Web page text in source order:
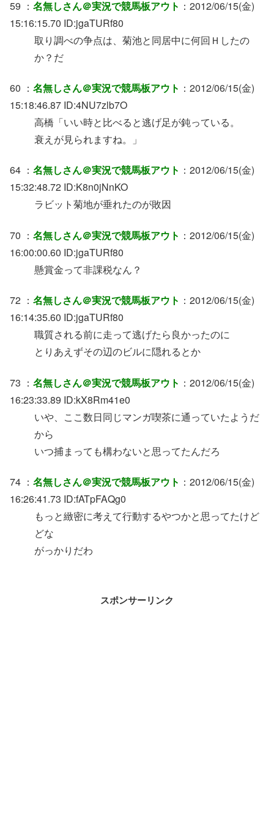
59 ： 名無しさん＠実況で競馬板アウト ：2012/06/15(金)
15:16:15.70 ID:jgaTURf80
取り調べの争点は、菊池と同居中に何回Ｈしたの
か？だ
60 ： 名無しさん＠実況で競馬板アウト ：2012/06/15(金)
15:18:46.87 ID:4NU7zlb7O
高橋「いい時と比べると逃げ足が鈍っている。
衰えが見られますね。」
64 ： 名無しさん＠実況で競馬板アウト ：2012/06/15(金)
15:32:48.72 ID:K8n0jNnKO
ラビット菊地が垂れたのが敗因
70 ： 名無しさん＠実況で競馬板アウト ：2012/06/15(金)
16:00:00.60 ID:jgaTURf80
懸賞金って非課税なん？
72 ： 名無しさん＠実況で競馬板アウト ：2012/06/15(金)
16:14:35.60 ID:jgaTURf80
職質される前に走って逃げたら良かったのに
とりあえずその辺のビルに隠れるとか
73 ： 名無しさん＠実況で競馬板アウト ：2012/06/15(金)
16:23:33.89 ID:kX8Rm41e0
いや、ここ数日同じマンガ喫茶に通っていたようだ
から
いつ捕まっても構わないと思ってたんだろ
74 ： 名無しさん＠実況で競馬板アウト ：2012/06/15(金)
16:26:41.73 ID:fATpFAQg0
もっと緻密に考えて行動するやつかと思ってたけど
どな
がっかりだわ
スポンサーリンク